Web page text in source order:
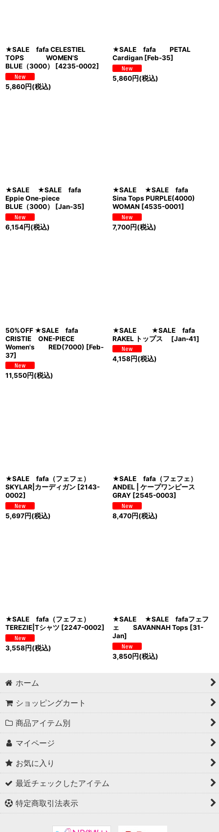
★SALE fafa CELESTIEL
TOPS WOMEN'S
BLUE（3000）
[4235-0002]
5,860円(税込)
★SALE fafa PETAL
Cardigan [Feb-35]
5,860円(税込)
★SALE ★SALE fafa
Eppie One-piece
BLUE（3000）
[Jan-35]
6,154円(税込)
★SALE ★SALE fafa
Sina Tops PURPLE(4000)
WOMAN [4535-0001]
7,700円(税込)
50%OFF ★SALE fafa
CRISTIE ONE-PIECE
Women's RED(7000) [Feb-
37]
11,550円(税込)
★SALE ★SALE fafa
RAKEL トップス
[Jan-41]
4,158円(税込)
★SALE fafa（フェフェ）
SKYLAR|カーディガン [2143-
0002]
5,697円(税込)
★SALE fafa（フェフェ）
ANDEL | ケープワンピース
GRAY [2545-0003]
8,470円(税込)
★SALE fafa（フェフェ）
TEREZIE|Tシャツ [2247-0002]
3,558円(税込)
★SALE ★SALE fafaフェフ
ェ SAVANNAH Tops [31-
Jan]
3,850円(税込)
ホーム
ショッピングカート
商品アイテム別
マイページ
お気に入り
最近チェックしたアイテム
特定商取引法表示